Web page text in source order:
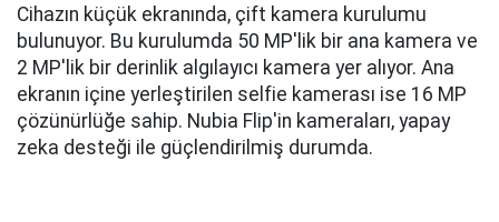
Cihazın küçük ekranında, çift kamera kurulumu
bulunuyor. Bu kurulumda 50 MP'lik bir ana kamera ve
2 MP'lik bir derinlik algılayıcı kamera yer alıyor. Ana
ekranın içine yerleştirilen selfie kamerası ise 16 MP
çözünürlüğe sahip. Nubia Flip'in kameraları, yapay
zeka desteği ile güçlendirilmiş durumda.